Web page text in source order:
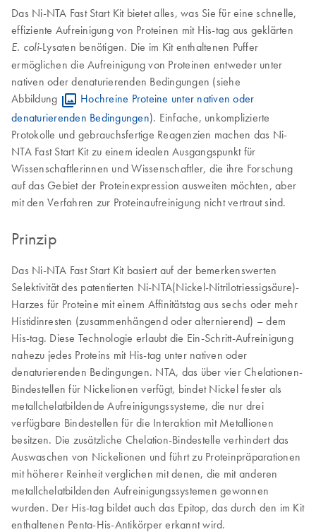
Das Ni-NTA Fast Start Kit bietet alles, was Sie für eine schnelle,
effiziente Aufreinigung von Proteinen mit His-tag aus geklärten
E. coli-Lysaten benötigen. Die im Kit enthaltenen Puffer
ermöglichen die Aufreinigung von Proteinen entweder unter
nativen oder denaturierenden Bedingungen (siehe
Abbildung
Hochreine Proteine unter nativen oder
denaturierenden Bedingungen). Einfache, unkomplizierte
Protokolle und gebrauchsfertige Reagenzien machen das Ni-
NTA Fast Start Kit zu einem idealen Ausgangspunkt für
Wissenschaftlerinnen und Wissenschaftler, die ihre Forschung
auf das Gebiet der Proteinexpression ausweiten möchten, aber
mit den Verfahren zur Proteinaufreinigung nicht vertraut sind.
Prinzip
Das Ni-NTA Fast Start Kit basiert auf der bemerkenswerten
Selektivität des patentierten Ni-NTA(Nickel-Nitrilotriessigsäure)-
Harzes für Proteine mit einem Affinitätstag aus sechs oder mehr
Histidinresten (zusammenhängend oder alternierend) – dem
His-tag. Diese Technologie erlaubt die Ein-Schritt-Aufreinigung
nahezu jedes Proteins mit His-tag unter nativen oder
denaturierenden Bedingungen. NTA, das über vier Chelationen-
Bindestellen für Nickelionen verfügt, bindet Nickel fester als
metallchelatbildende Aufreinigungssysteme, die nur drei
verfügbare Bindestellen für die Interaktion mit Metallionen
besitzen. Die zusätzliche Chelation-Bindestelle verhindert das
Auswaschen von Nickelionen und führt zu Proteinpräparationen
mit höherer Reinheit verglichen mit denen, die mit anderen
metallchelatbildenden Aufreinigungssystemen gewonnen
wurden. Der His-tag bildet auch das Epitop, das durch den im Kit
enthaltenen Penta-His-Antikörper erkannt wird.